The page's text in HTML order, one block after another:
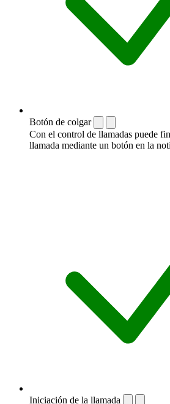
Botón de colgar
Con el control de llamadas puede
llamada mediante un botón en la
Iniciación de la llamada